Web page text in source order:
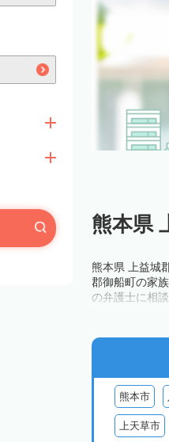
熊本県
熊本県 上益城
郡御船町の家
の弁護士に相
熊本市
上天草市